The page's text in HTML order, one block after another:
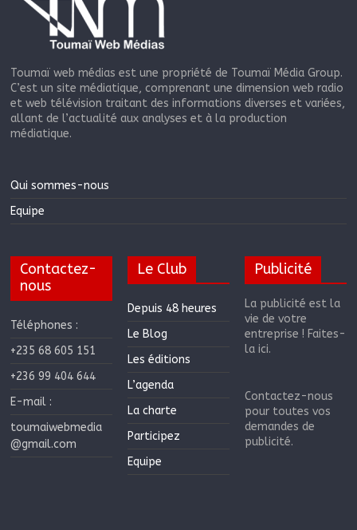
Toumaï web médias est une propriété de Toumaï Média Group.
C’est un site médiatique, comprenant une dimension web radio
et web télévision traitant des informations diverses et variées,
allant de l’actualité aux analyses et à la production
médiatique.
Qui sommes-nous
Equipe
Contactez-
nous
Téléphones :
+235 68 605 151
+236 99 404 644
E-mail :
toumaiwebmedia
@gmail.com
Le Club
Depuis 48 heures
Le Blog
Les éditions
L’agenda
La charte
Participez
Equipe
Publicité
La publicité est la
vie de votre
entreprise ! Faites-
la ici.
Contactez-nous
pour toutes vos
demandes de
publicité.